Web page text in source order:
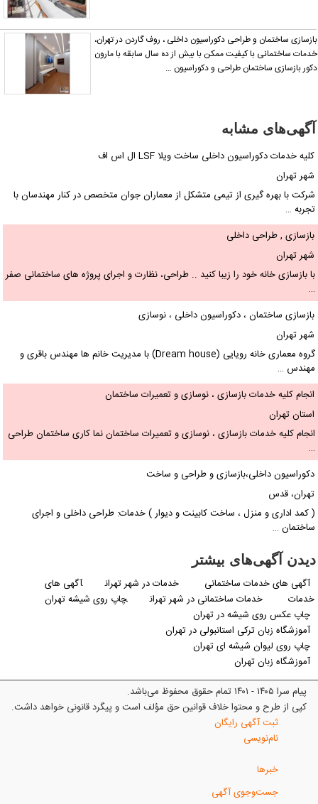
ساختمان و طراحی دکوراسیون داخلی ، روف گاردن در تهران،
ساختمانی با کیفیت ممکن با بیش از ده سال سابقه با مارون
بازسازی ساختمان طراحی و دکوراسیون …
آگهی‌های مشابه
کلیه خدمات دکوراسیون داخلی ساخت ویلا LSF ال اس اف
شهر تهران
شرکت با بهره گیری از تیمی متشکل از معماران جوان متخصص در کنار مهندسان با
تجربه …
بازسازی , طراحی داخلی
شهر تهران
با بازسازی خانه خود را زیبا کنید .. طراحی، نظارت و اجرای پروژه های ساختمانی صفر
…
بازسازی ساختمان ، دکوراسیون داخلی ، نوسازی
شهر تهران
گروه معماری خانه رویایی (Dream house) با مدیریت خانم ها مهندس باقری و
مهندس …
انجام کلیه خدمات بازسازی ، نوسازی و تعمیرات ساختمان
استان تهران
انجام کلیه خدمات بازسازی ، نوسازی و تعمیرات ساختمان نما کاری ساختمان طراحی
…
دکوراسیون داخلی،بازسازی و طراحی و ساخت
تهران، قدس
( کمد اداری و منزل ، ساخت کابینت و دیوار ) خدمات: طراحی داخلی و اجرای
ساختمان …
دیدن آگهی‌های بیشتر
آگهی های خدمات ساختمانی
خدمات در شهر تهران
آگهی های
خدمات
خدمات ساختمانی در شهر تهران
چاپ روی شیشه تهران
چاپ عکس روی شیشه در تهران
آموزشگاه زبان ترکی استانبولی در تهران
چاپ روی لیوان شیشه ای تهران
آموزشگاه زبان تهران
پیام سرا ۱۴۰۵ - ۱۴۰۱ تمام حقوق محفوظ می‌باشد.
کپی از طرح و محتوا خلاف قوانین حق مؤلف است و پیگرد قانونی خواهد داشت.
ثبت آگهی رایگان
نام‌نویسی
خبرها
جست‌وجوی آگهی